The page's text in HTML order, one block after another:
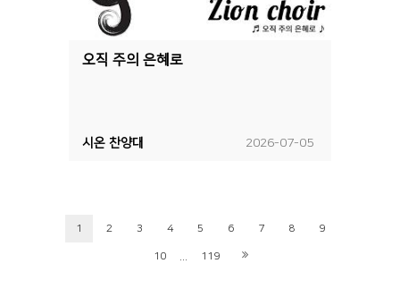
오직 주의 은혜로
2026-07-05
시온 찬양대
1 2 3 4 5 6 7 8 9
10 119